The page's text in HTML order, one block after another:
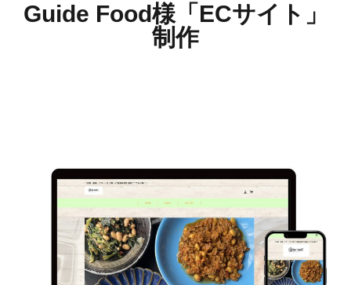
Guide Food様「ECサイト」
制作